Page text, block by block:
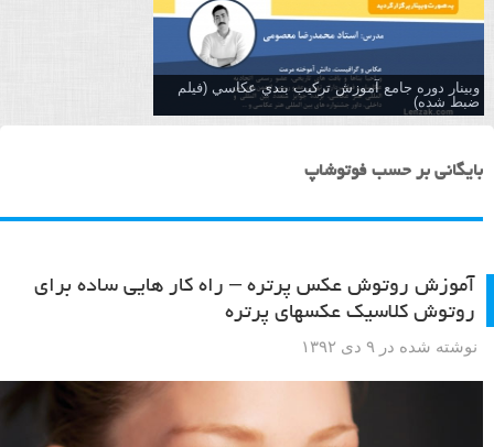
وبینار دوره جامع آموزش تركيب بندي عكاسي (فیلم
ضبط شده)
بایگانی بر حسب فوتوشاپ
آموزش روتوش عکس پرتره – راه کار هایی ساده برای
روتوش کلاسیک عکسهای پرتره
نوشته شده در ۹ دی ۱۳۹۲